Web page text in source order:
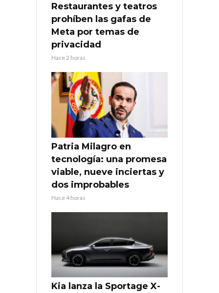
Restaurantes y teatros
prohíben las gafas de
Meta por temas de
privacidad
Hace 2 horas
Patria Milagro en
tecnología: una promesa
viable, nueve inciertas y
dos improbables
Hace 4 horas
Kia lanza la Sportage X-